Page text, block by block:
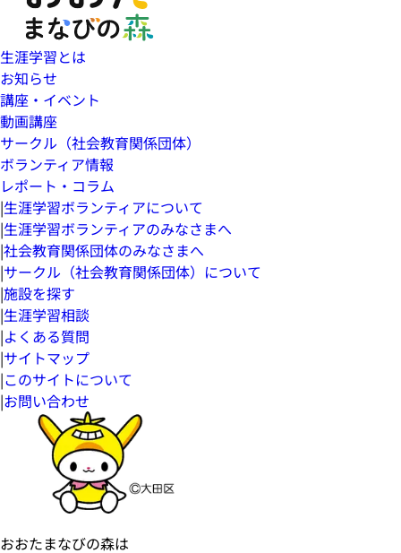
生涯学習とは
お知らせ
講座・イベント
動画講座
サークル（社会教育関係団体）
ボランティア情報
レポート・コラム
|生涯学習ボランティアについて
|生涯学習ボランティアのみなさまへ
|社会教育関係団体のみなさまへ
|サークル（社会教育関係団体）について
|施設を探す
|生涯学習相談
|よくある質問
|サイトマップ
|このサイトについて
|お問い合わせ
おおたまなびの森は